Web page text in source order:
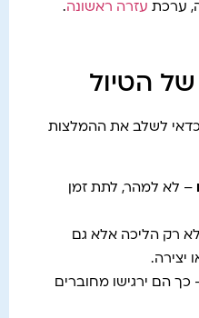
ערכת עזרה ראשונה.
של הטיול
כדאי לשלב את ההמלצות
– לא למהר, לתת זמן
רק הליכה אלא גם
יצירה.
כך הם ירגישו מחוברים